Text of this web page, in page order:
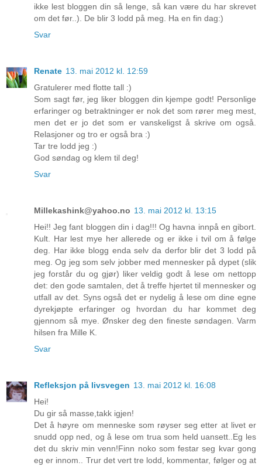
ikke lest bloggen din så lenge, så kan være du har skrevet
om det før..). De blir 3 lodd på meg. Ha en fin dag:)
Svar
Renate 13. mai 2012 kl. 12:59
Gratulerer med flotte tall :)
Som sagt før, jeg liker bloggen din kjempe godt! Personlige
erfaringer og betraktninger er nok det som rører meg mest,
men det er jo det som er vanskeligst å skrive om også.
Relasjoner og tro er også bra :)
Tar tre lodd jeg :)
God søndag og klem til deg!
Svar
Millekashink@yahoo.no 13. mai 2012 kl. 13:15
Hei!! Jeg fant bloggen din i dag!!! Og havna innpå en gibort.
Kult. Har lest mye her allerede og er ikke i tvil om å følge
deg. Har ikke blogg enda selv da derfor blir det 3 lodd på
meg. Og jeg som selv jobber med mennesker på dypet (slik
jeg forstår du og gjør) liker veldig godt å lese om nettopp
det: den gode samtalen, det å treffe hjertet til mennesker og
utfall av det. Syns også det er nydelig å lese om dine egne
dyrekjøpte erfaringer og hvordan du har kommet deg
gjennom så mye. Ønsker deg den fineste søndagen. Varm
hilsen fra Mille K.
Svar
Refleksjon på livsvegen 13. mai 2012 kl. 16:08
Hei!
Du gir så masse,takk igjen!
Det å høyre om menneske som røyser seg etter at livet er
snudd opp ned, og å lese om trua som held uansett..Eg les
det du skriv min venn!Finn noko som festar seg kvar gong
eg er innom.. Trur det vert tre lodd, kommentar, følger og at